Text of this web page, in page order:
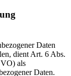
Daten
dient Art. 6 Abs.
als
Daten.